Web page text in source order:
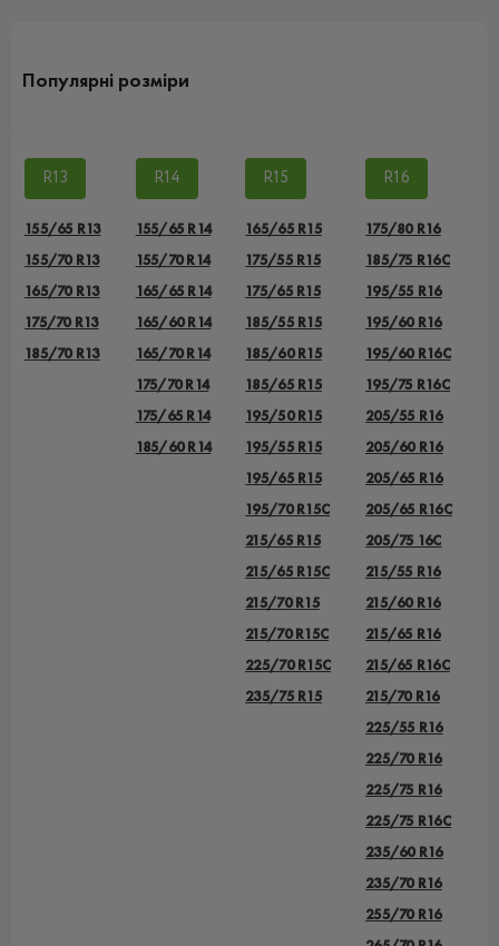
Популярні розміри
R13
155/65 R13
155/70 R13
165/70 R13
175/70 R13
185/70 R13
R14
155/65 R14
155/70 R14
165/65 R14
165/60 R14
165/70 R14
175/70 R14
175/65 R14
185/60 R14
R15
165/65 R15
175/55 R15
175/65 R15
185/55 R15
185/60 R15
185/65 R15
195/50 R15
195/55 R15
195/65 R15
195/70 R15C
215/65 R15
215/65 R15C
215/70 R15
215/70 R15C
225/70 R15C
235/75 R15
R16
175/80 R16
185/75 R16C
195/55 R16
195/60 R16
195/60 R16C
195/75 R16C
205/55 R16
205/60 R16
205/65 R16
205/65 R16C
205/75 16C
215/55 R16
215/60 R16
215/65 R16
215/65 R16C
215/70 R16
225/55 R16
225/70 R16
225/75 R16
225/75 R16С
235/60 R16
235/70 R16
255/70 R16